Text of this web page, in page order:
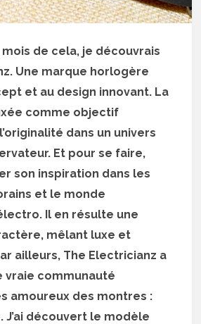
de cela, je découvrais
Une marque horlogère
et au design innovant. La
comme objectif
dans un univers
Et pour se faire,
son inspiration dans les
et le monde
Il en résulte une
mêlant luxe et
ailleurs, The Electricianz a
vraie communauté
amoureux des montres :
J’ai découvert le modèle